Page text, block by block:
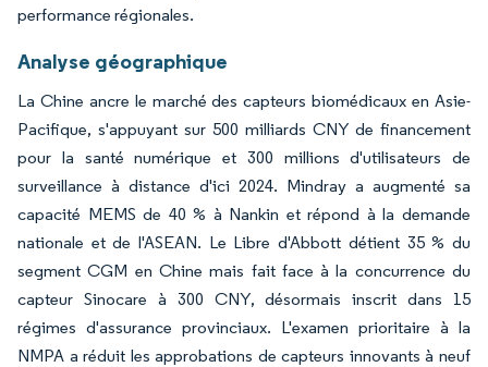
performance régionales.
Analyse géographique
La Chine ancre le marché des capteurs biomédicaux en Asie-
Pacifique, s'appuyant sur 500 milliards CNY de financement
pour la santé numérique et 300 millions d'utilisateurs de
surveillance à distance d'ici 2024. Mindray a augmenté sa
capacité MEMS de 40 % à Nankin et répond à la demande
nationale et de l'ASEAN. Le Libre d'Abbott détient 35 % du
segment CGM en Chine mais fait face à la concurrence du
capteur Sinocare à 300 CNY, désormais inscrit dans 15
régimes d'assurance provinciaux. L'examen prioritaire à la
NMPA a réduit les approbations de capteurs innovants à neuf